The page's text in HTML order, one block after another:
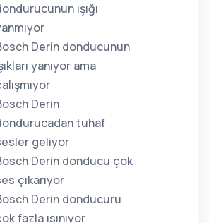
ışığı
Derin donducunun
yanıyor ama
Derin
tuhaf
geliyor
Derin donducu çok
çıkarıyor
Derin donducuru
fazla ısınıyor